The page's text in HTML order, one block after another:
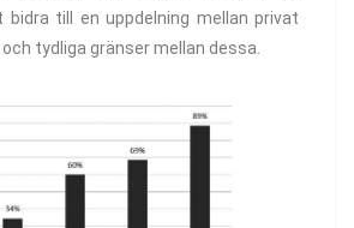
till en uppdelning mellan privat
tydliga gränser mellan dessa.